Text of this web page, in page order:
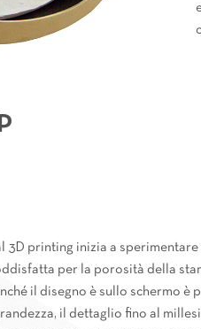
3D printing inizia a sperimentare
per la porosità della
il disegno è sullo schermo è
il dettaglio fino al